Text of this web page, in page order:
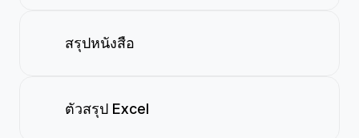
สรุปหนังสือ
ตัวสรุป Excel